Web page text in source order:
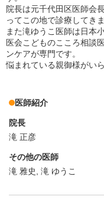
院長は元千代田区医師会
ってこの地で診療してきま
また滝ゆうこ医師は日本
医会こどものこころ相談
ンケアが専門です。
悩まれている親御様がい
医師紹介
院長
滝 正彦
その他の医師
滝 雅史, 滝 ゆうこ